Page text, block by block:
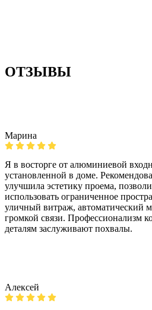
ОТЗЫВЫ
Марина
Я в восторге от алюминиевой
установленной в доме.
улучшила эстетику проема,
использовать ограниченное
уличный витраж, автоматический
громкой связи. Профессионализм
деталям заслуживают похвалы.
Алексей